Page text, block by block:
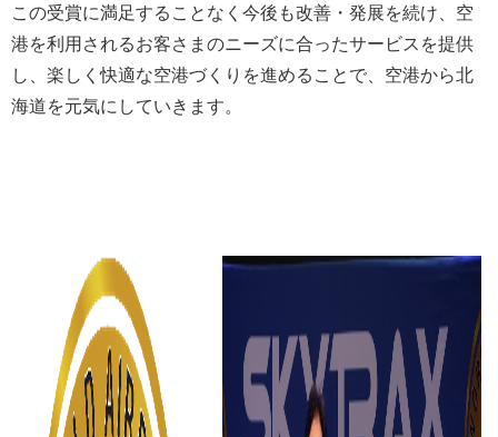
この受賞に満足することなく今後も改善・発展を続け、空
港を利用されるお客さまのニーズに合ったサービスを提供
し、楽しく快適な空港づくりを進めることで、空港から北
海道を元気にしていきます。